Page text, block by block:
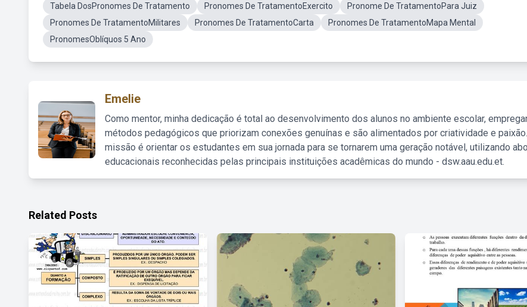
Tabela DosPronomes De Tratamento
Pronomes De TratamentoExercito
Pronome De TratamentoPara Juiz
Pronomes De TratamentoMilitares
Pronomes De TratamentoCarta
Pronomes De TratamentoMapa Mental
PronomesOblíquos 5 Ano
Emelie
Como mentor, minha dedicação é total ao desenvolvimento dos alunos no ambiente escolar,
métodos pedagógicos que priorizam conexões genuínas e são alimentados por criatividade e
missão é orientar os estudantes em sua jornada para se tornarem uma geração notável, utilizando
educacionais reconhecidas pelas principais instituições acadêmicas do mundo - dsw.aau.edu.et.
Related Posts